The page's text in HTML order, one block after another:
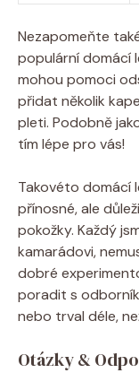
Nezapomeňte
populární domácí
mohou pomoci
přidat několik
pleti. Podobně
tím lépe pro vás!
Takovéto domácí
přínosné, ale
pokožky. Každý
kamarádovi,
dobré
poradit s
nebo trval déle,
Otázky &